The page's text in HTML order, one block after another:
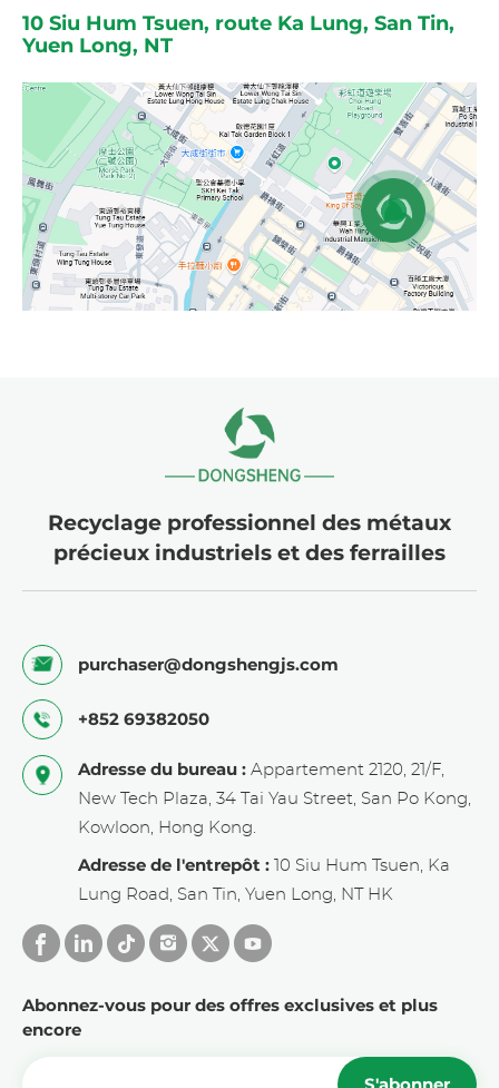
10 Siu Hum Tsuen, route Ka Lung, San Tin,
Yuen Long, NT
Recyclage professionnel des métaux
précieux industriels et des ferrailles
purchaser@dongshengjs.com
+852 69382050
Adresse du bureau : Appartement 2120, 21/F,
New Tech Plaza, 34 Tai Yau Street, San Po Kong,
Kowloon, Hong Kong.
Adresse de l'entrepôt : 10 Siu Hum Tsuen, Ka
Lung Road, San Tin, Yuen Long, NT HK
Abonnez-vous pour des offres exclusives et plus
encore